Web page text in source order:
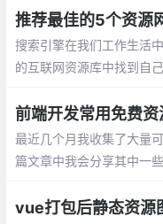
推荐最佳的5个资源
搜索引擎在我们工作生活
的互联网资源库中找到自
前端开发常用免费
最近几个月我收集了大量
篇文章中我会分享其中一
vue打包后静态资源